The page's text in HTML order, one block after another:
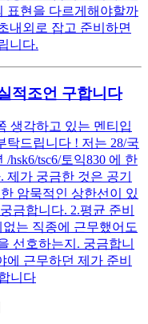
표현을 다르게해야할까
내외로 잡고 준비하면
니다.
적조언 구합니다
생각하고 있는 멘티입
탁드립니다 ! 저는 28/국
hsk6/tsc6/토익830 에 한
가 궁금한 것은 공기
암묵적인 상한선이 있
금합니다. 2.평균 준비
는 직종에 근무했어도
선호하는지. 궁금합니
근무하던 제가 준비
니다